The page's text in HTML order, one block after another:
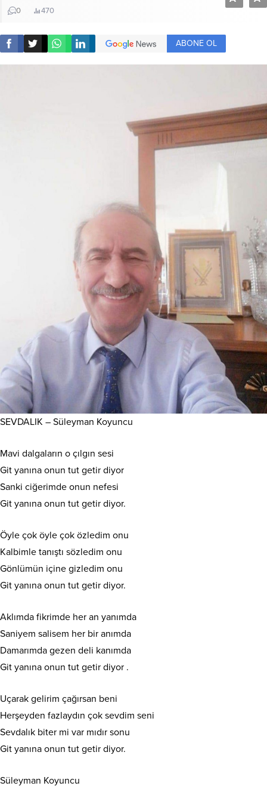
0 470
ABONE OL
SEVDALIK – Süleyman Koyuncu
Mavi dalgaların o çılgın sesi
Git yanına onun tut getir diyor
Sanki ciğerimde onun nefesi
Git yanına onun tut getir diyor.
Öyle çok öyle çok özledim onu
Kalbimle tanıştı sözledim onu
Gönlümün içine gizledim onu
Git yanına onun tut getir diyor.
Aklımda fikrimde her an yanımda
Saniyem salisem her bir anımda
Damarımda gezen deli kanımda
Git yanına onun tut getir diyor .
Uçarak gelirim çağırsan beni
Herşeyden fazlaydın çok sevdim seni
Sevdalık biter mi var mıdır sonu
Git yanına onun tut getir diyor.
Süleyman Koyuncu